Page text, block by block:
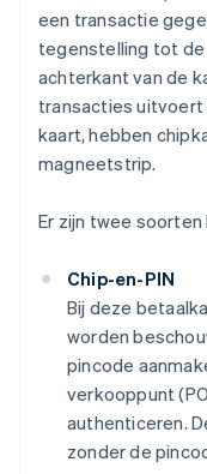
een transactie
tegenstelling tot
achterkant van de
transacties
kaart, hebben
magneetstrip.
Er zijn twee soorten
Chip-en-PIN
Bij deze
worden
pincode
verkooppunt
authenticeren.
zonder de